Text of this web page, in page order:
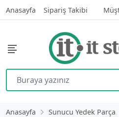
Anasayfa Sipariş Takibi
Anasayfa Sunucu Yedek Parça